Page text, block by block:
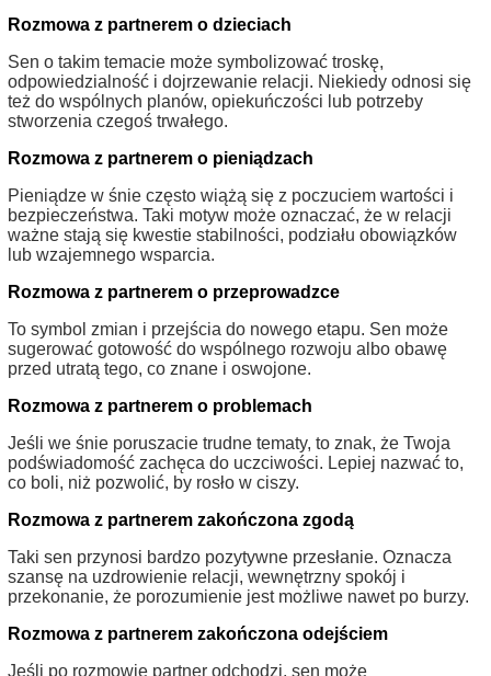
Rozmowa z partnerem o dzieciach
Sen o takim temacie może symbolizować troskę,
odpowiedzialność i dojrzewanie relacji. Niekiedy odnosi się
też do wspólnych planów, opiekuńczości lub potrzeby
stworzenia czegoś trwałego.
Rozmowa z partnerem o pieniądzach
Pieniądze w śnie często wiążą się z poczuciem wartości i
bezpieczeństwa. Taki motyw może oznaczać, że w relacji
ważne stają się kwestie stabilności, podziału obowiązków
lub wzajemnego wsparcia.
Rozmowa z partnerem o przeprowadzce
To symbol zmian i przejścia do nowego etapu. Sen może
sugerować gotowość do wspólnego rozwoju albo obawę
przed utratą tego, co znane i oswojone.
Rozmowa z partnerem o problemach
Jeśli we śnie poruszacie trudne tematy, to znak, że Twoja
podświadomość zachęca do uczciwości. Lepiej nazwać to,
co boli, niż pozwolić, by rosło w ciszy.
Rozmowa z partnerem zakończona zgodą
Taki sen przynosi bardzo pozytywne przesłanie. Oznacza
szansę na uzdrowienie relacji, wewnętrzny spokój i
przekonanie, że porozumienie jest możliwe nawet po burzy.
Rozmowa z partnerem zakończona odejściem
Jeśli po rozmowie partner odchodzi, sen może